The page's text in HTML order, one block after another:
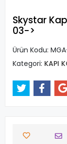
Skystar
03->
Ürün Kodu:
Kategori: KAPI